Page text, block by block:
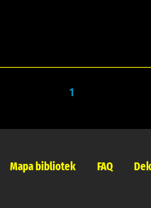
1
Mapa bibliotek FAQ